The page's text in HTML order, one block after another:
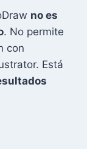
no es
. No permite
con
Está